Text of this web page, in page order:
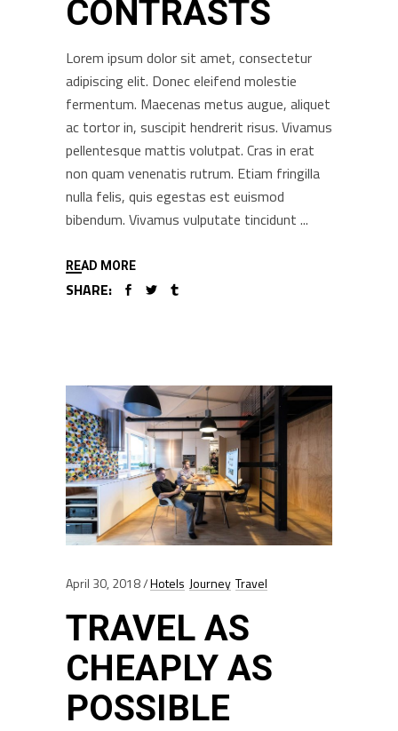
CONTRASTS
Lorem ipsum dolor sit amet, consectetur
adipiscing elit. Donec eleifend molestie
fermentum. Maecenas metus augue, aliquet
ac tortor in, suscipit hendrerit risus. Vivamus
pellentesque mattis volutpat. Cras in erat
non quam venenatis rutrum. Etiam fringilla
nulla felis, quis egestas est euismod
bibendum. Vivamus vulputate tincidunt
READ MORE
SHARE:
April 30, 2018 Hotels Journey Travel
TRAVEL AS
CHEAPLY AS
POSSIBLE